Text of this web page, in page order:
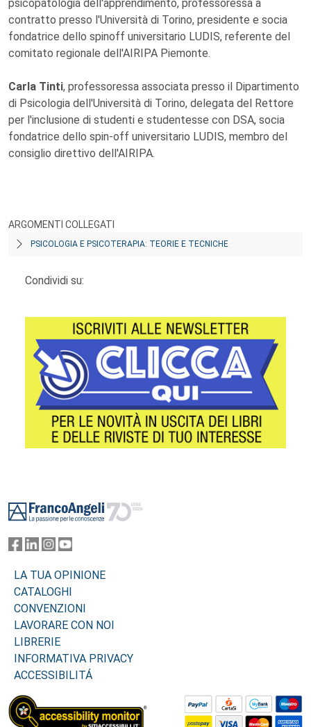
psicopatologia dell'apprendimento, professoressa a
contratto presso l'Università di Torino, presidente e socia
fondatrice dello spinoff universitario LUDIS, referente del
comitato regionale dell'AIRIPA Piemonte.
Carla Tinti, professoressa associata presso il Dipartimento
di Psicologia dell'Università di Torino, delegata del Rettore
per l'inclusione di studenti e studentesse con DSA, socia
fondatrice dello spin-off universitario LUDIS, membro del
consiglio direttivo dell'AIRIPA.
ARGOMENTI COLLEGATI
PSICOLOGIA E PSICOTERAPIA: TEORIE E TECNICHE
Condividi su:
LA TUA OPINIONE
CATALOGHI
CONVENZIONI
LAVORARE CON NOI
LIBRERIE
INFORMATIVA PRIVACY
ACCESSIBILITÁ